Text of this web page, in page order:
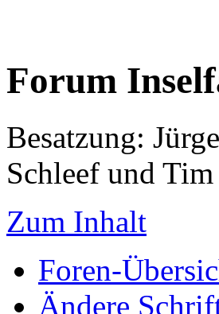
Forum
Besatzung:
Schleef und
Zum Inhalt
Foren-
Ändere